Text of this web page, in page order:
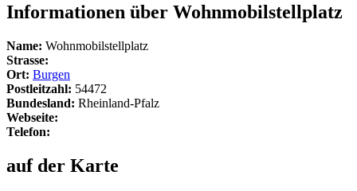
Informationen über Wohnmobilstellplatz
Name: Wohnmobilstellplatz
Strasse:
Ort: Burgen
Postleitzahl: 54472
Bundesland: Rheinland-Pfalz
Webseite:
Telefon:
auf der Karte